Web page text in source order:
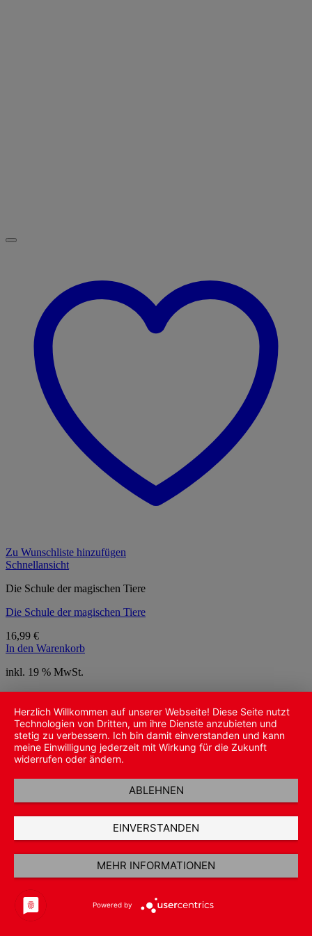
Zu Wunschliste hinzufügen
Schnellansicht
Die Schule der magischen Tiere
Die Schule der magischen Tiere
16,99 €
In den Warenkorb
inkl. 19 % MwSt.
zzgl.Versandkosten
Herzlich Willkommen auf unserer Webseite! Diese Seite nutzt
Technologien von Dritten, um ihre Dienste anzubieten und
stetig zu verbessern. Ich bin damit einverstanden und kann
meine Einwilligung jederzeit mit Wirkung für die Zukunft
widerrufen oder ändern.
ABLEHNEN
EINVERSTANDEN
MEHR INFORMATIONEN
Powered by